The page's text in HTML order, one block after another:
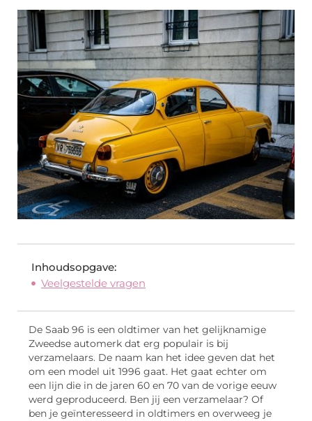
Inhoudsopgave:
Veelgestelde vragen
De Saab 96 is een oldtimer van het gelijknamige
Zweedse automerk dat erg populair is bij
verzamelaars. De naam kan het idee geven dat het
om een model uit 1996 gaat. Het gaat echter om
een lijn die in de jaren 60 en 70 van de vorige eeuw
werd geproduceerd. Ben jij een verzamelaar? Of
ben je geïnteresseerd in oldtimers en overweeg je